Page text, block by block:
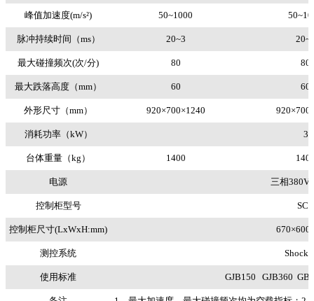
峰值加速度(m/s²) 50~1000
脉冲持续时间（ms） 20~3
最大碰撞频次(次/分) 80 80
最大跌落高度（mm） 60 60
外形尺寸（mm） 920×700×1240
消耗功率（kW） 3
台体重量（kg） 1400
电源 三相380V
控制柜型号 SCL
控制柜尺寸(LxWxH:mm)
测控系统
使用标准 GJB150 GJB360